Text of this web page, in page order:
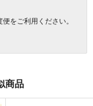
をご利用ください。
商品